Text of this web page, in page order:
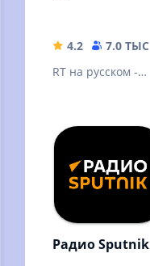
4.2 7.0 ТЫС
RT на русском -
на Украине и в
мире
Радио Sputnik